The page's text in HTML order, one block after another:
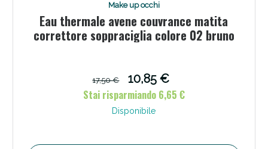
Make up occhi
Eau thermale avene couvrance matita
correttore soppraciglia colore 02 bruno
17,50 €
10,85 €
Stai risparmiando 6,65 €
Disponibile
Scopri le offerte di Oggi